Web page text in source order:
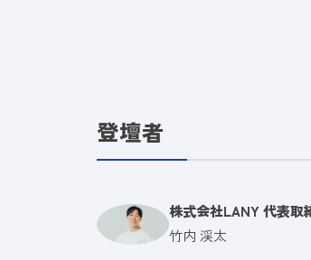
登壇者
株式会社LANY 代表取
竹内 渓太